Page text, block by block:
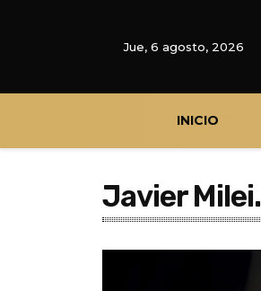
Jue, 6 agosto, 2026
INICIO
Javier Milei.